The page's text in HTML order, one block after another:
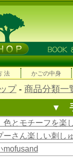
法 かごの中身
プ- 商品分類一
▼
とモチーフを楽
ーさん楽しい刺し
mofusand